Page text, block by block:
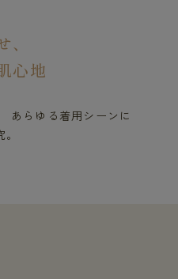
心地
あらゆる着用シーンに